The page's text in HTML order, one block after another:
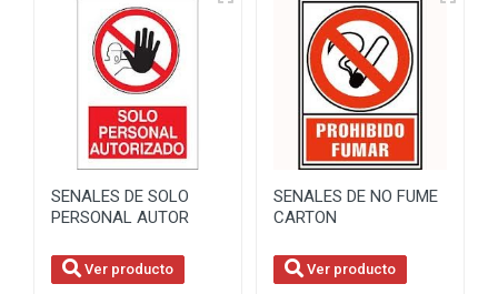
SENALES DE SOLO
PERSONAL AUTOR
Ver producto
SENALES DE NO FUME
CARTON
Ver producto